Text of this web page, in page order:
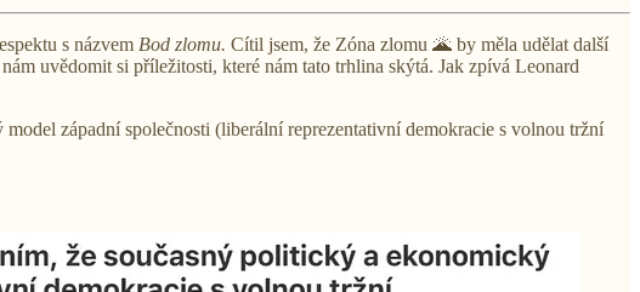
s názvem Bod zlomu. Cítil jsem, že Zóna zlomu 🌋 by měla udělat další
uvědomit si příležitosti, které nám tato trhlina skýtá. Jak zpívá Leonard
západní společnosti (liberální reprezentativní demokracie s volnou tržní